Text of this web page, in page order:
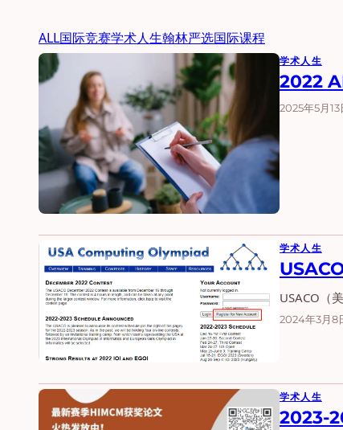
ALL国际竞赛学术人生翰林严选国际课程
学术人生
2022
2025年5月13
学术人生
USACO（
2024年3月8
学术人生
2023-